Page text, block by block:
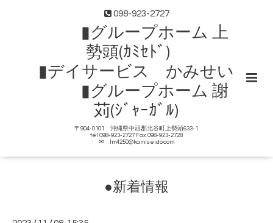
098-923-2727
▮グループホーム 上
勢頭(ｶﾐｾﾄﾞ)
▮デイサービス かみせい
▮グループホーム 謝
苅(ｼﾞｬｰｶﾞﾙ)
〒904-0101 沖縄県中頭郡北谷町上勢頭633-1
tel 098-923-2727 Fax 098-923-2728
✉ tm4250@kamiseido.com
●新着情報